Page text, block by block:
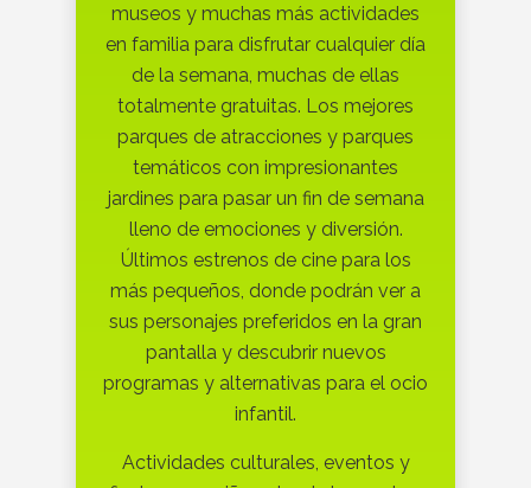
museos y muchas más actividades
en familia para disfrutar cualquier día
de la semana, muchas de ellas
totalmente gratuitas. Los mejores
parques de atracciones y parques
temáticos con impresionantes
jardines para pasar un fin de semana
lleno de emociones y diversión.
Últimos estrenos de cine para los
más pequeños, donde podrán ver a
sus personajes preferidos en la gran
pantalla y descubrir nuevos
programas y alternativas para el ocio
infantil.
Actividades culturales, eventos y